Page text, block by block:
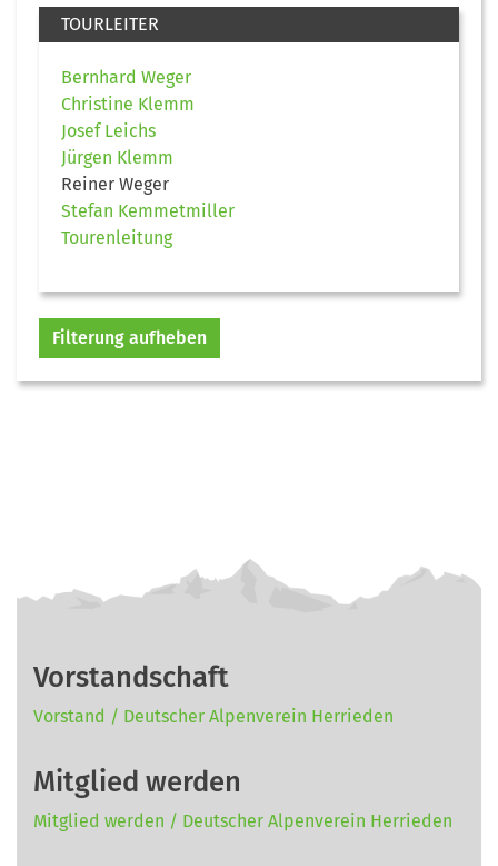
TOURLEITER
Bernhard Weger
Christine Klemm
Josef Leichs
Jürgen Klemm
Reiner Weger
Stefan Kemmetmiller
Tourenleitung
Filterung aufheben
Vorstandschaft
Vorstand / Deutscher Alpenverein Herrieden
Mitglied werden
Mitglied werden / Deutscher Alpenverein Herrieden